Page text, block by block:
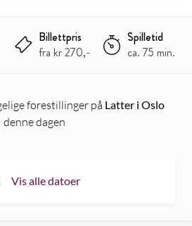
Billettpris
fra kr 270,-
Spilletid
ca. 75 min.
forestillinger på Latter i Oslo
denne dagen
Vis alle datoer